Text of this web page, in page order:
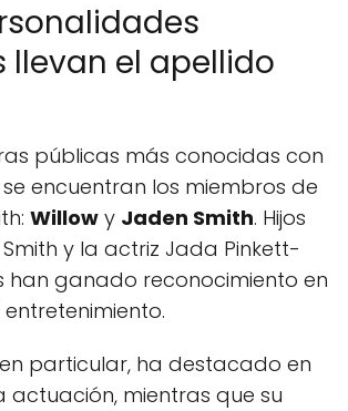
llevan el apellido
públicas más conocidas con
encuentran los miembros de
Willow y Jaden Smith. Hijos
y la actriz Jada Pinkett-
han ganado reconocimiento en
en particular, ha destacado en
actuación, mientras que su